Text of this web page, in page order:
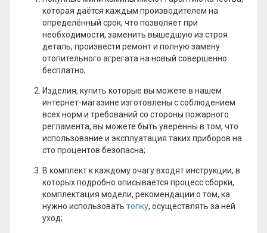
которая даётся каждым производителем на
определённый срок, что позволяет при
необходимости, заменить вышедшую из строя
деталь, произвести ремонт и полную замену
отопительного агрегата на новый совершенно
бесплатно;
Изделия, купить которые вы можете в нашем
интернет-магазине изготовлены с соблюдением
всех норм и требований со стороны пожарного
регламента, вы можете быть уверенны в том, что
использование и эксплуатация таких приборов на
сто процентов безопасна;
В комплект к каждому очагу входят инструкции, в
которых подробно описывается процесс сборки,
комплектация модели, рекомендации о том, ка
нужно использовать топку, осуществлять за ней
уход;